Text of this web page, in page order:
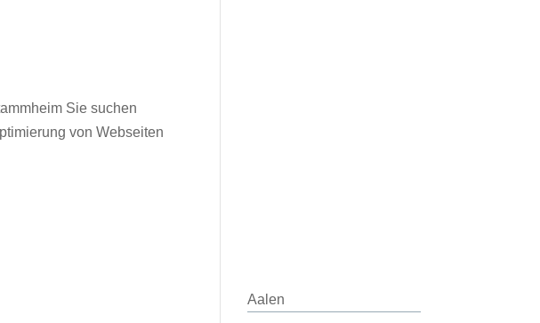
Sie suchen
von Webseiten
Aalen